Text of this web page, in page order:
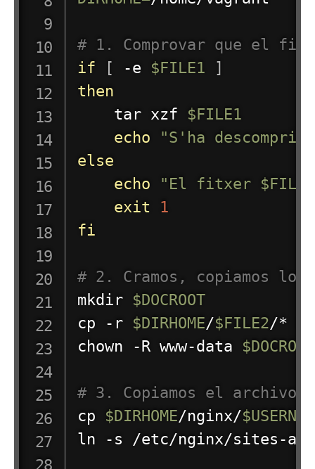
# 1. Comprovar que el
if
[ -e $FILE1
]
then
tar xzf $FILE1
echo
"S'ha
else
echo
"El fitxer $FILE1
exit
1
fi
# 2. Cramos, copiamos
mkdir $DOCROOT
cp -r $DIRHOME/$FILE2/*
chown -R www-data $DOCROOT
# 3. Copiamos el archivo
cp
$DIRHOME/nginx/
ln -s /etc/nginx/sites-